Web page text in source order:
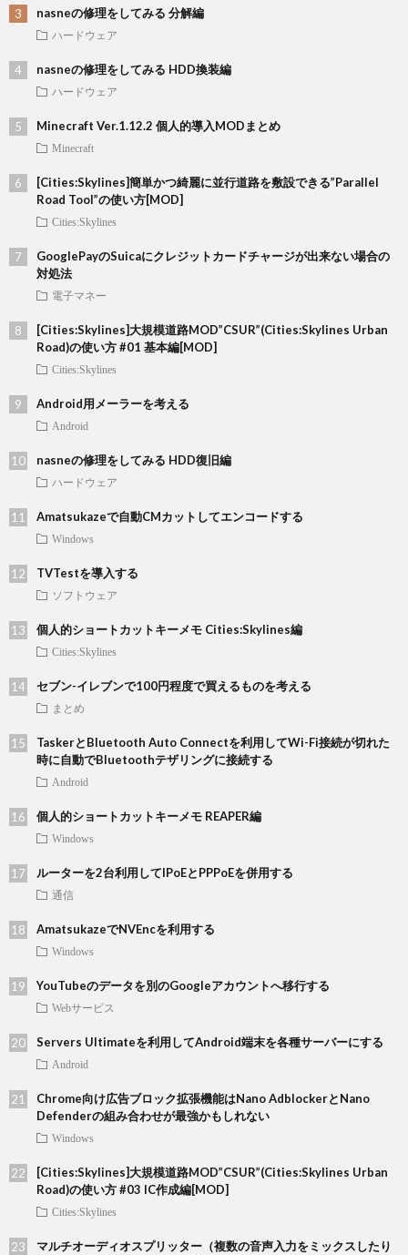
nasneの修理をしてみる 分解編
ハードウェア
nasneの修理をしてみる HDD換装編
ハードウェア
Minecraft Ver.1.12.2 個人的導入MODまとめ
Minecraft
[Cities:Skylines]簡単かつ綺麗に並行道路を敷設できる”Parallel
Road Tool”の使い方[MOD]
Cities:Skylines
GooglePayのSuicaにクレジットカードチャージが出来ない場合の
対処法
電子マネー
[Cities:Skylines]大規模道路MOD”CSUR”(Cities:Skylines Urban
Road)の使い方 #01 基本編[MOD]
Cities:Skylines
Android用メーラーを考える
Android
nasneの修理をしてみる HDD復旧編
ハードウェア
Amatsukazeで自動CMカットしてエンコードする
Windows
TVTestを導入する
ソフトウェア
個人的ショートカットキーメモ Cities:Skylines編
Cities:Skylines
セブン-イレブンで100円程度で買えるものを考える
まとめ
TaskerとBluetooth Auto Connectを利用してWi-Fi接続が切れた
時に自動でBluetoothテザリングに接続する
Android
個人的ショートカットキーメモ REAPER編
Windows
ルーターを2台利用してIPoEとPPPoEを併用する
通信
AmatsukazeでNVEncを利用する
Windows
YouTubeのデータを別のGoogleアカウントへ移行する
Webサービス
Servers Ultimateを利用してAndroid端末を各種サーバーにする
Android
Chrome向け広告ブロック拡張機能はNano AdblockerとNano
Defenderの組み合わせが最強かもしれない
Windows
[Cities:Skylines]大規模道路MOD”CSUR”(Cities:Skylines Urban
Road)の使い方 #03 IC作成編[MOD]
Cities:Skylines
マルチオーディオスプリッター（複数の音声入力をミックスしたり